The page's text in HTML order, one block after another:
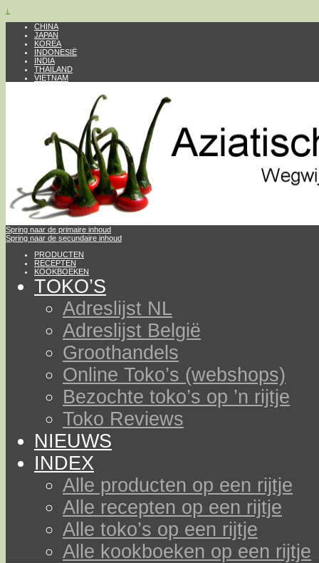
↓
CHINA
JAPAN
KOREA
INDONESIË
INDIA
THAILAND
VIETNAM
Spring naar de primaire inhoud
Spring naar de secundaire inhoud
PRODUCTEN
RECEPTEN
KOOKBOEKEN
TOKO’S
Adreslijst NL
Adreslijst België
Groothandels
Online Toko’s (webshops)
Bezochte toko’s op ’n rijtje
Toko Reviews
NIEUWS
INDEX
Alle producten op een rijtje
Alle recepten op een rijtje
Alle toko’s op een rijtje
Alle kookboeken op een rijtje